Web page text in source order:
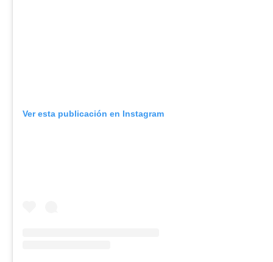
Ver esta publicación en Instagram